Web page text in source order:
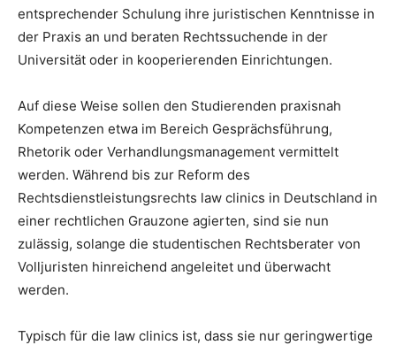
entsprechender Schulung ihre juristischen Kenntnisse in
der Praxis an und beraten Rechtssuchende in der
Universität oder in kooperierenden Einrichtungen.
Auf diese Weise sollen den Studierenden praxisnah
Kompetenzen etwa im Bereich Gesprächsführung,
Rhetorik oder Verhandlungsmanagement vermittelt
werden. Während bis zur Reform des
Rechtsdienstleistungsrechts law clinics in Deutschland in
einer rechtlichen Grauzone agierten, sind sie nun
zulässig, solange die studentischen Rechtsberater von
Volljuristen hinreichend angeleitet und überwacht
werden.
Typisch für die law clinics ist, dass sie nur geringwertige